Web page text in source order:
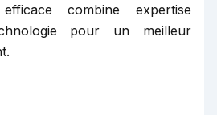
combine expertise
pour un meilleur